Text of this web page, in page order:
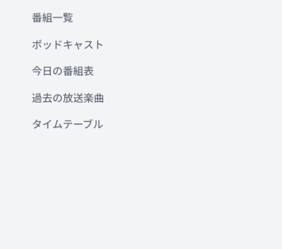
番組一覧
ポッドキャスト
今日の番組表
過去の放送楽曲
タイムテーブル